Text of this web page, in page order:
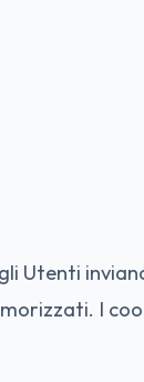
Utenti
I